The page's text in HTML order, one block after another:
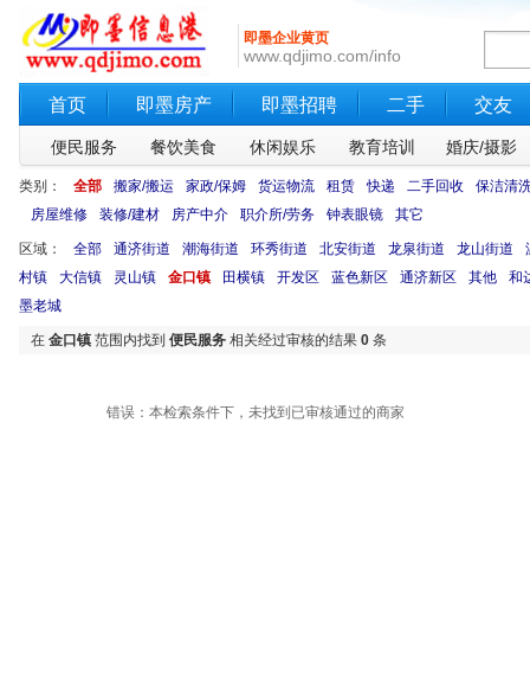
即墨企业黄页
www.qdjimo.com/info
首页 即墨房产 即墨招聘 二手 交友
便民服务 餐饮美食 休闲娱乐 教育培训 婚庆/摄影
类别： 全部 搬家/搬运 家政/保姆 货运物流 租赁 快递 二手回收
保洁清
房屋维修
装修/建材 房产中介 职介所/劳务 钟表眼镜 其它
区域： 全部 通济街道 潮海街道 环秀街道 北安街道 龙泉街道 龙山街道
村镇
大信镇 灵山镇 金口镇 田横镇 开发区 蓝色新区 通济新区 其他
和
墨老城
在 金口镇 范围内找到 便民服务 相关经过审核的结果 0 条
错误：本检索条件下，未找到已审核通过的商家